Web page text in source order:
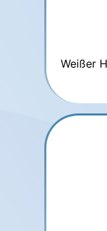
Weißer